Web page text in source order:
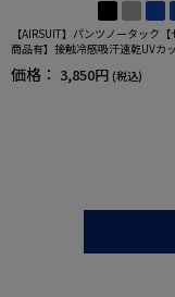
【AIRSUIT】パンツノータック
商品有】接触冷感吸汗速乾UVカ
価格： 3,850円 (税込)